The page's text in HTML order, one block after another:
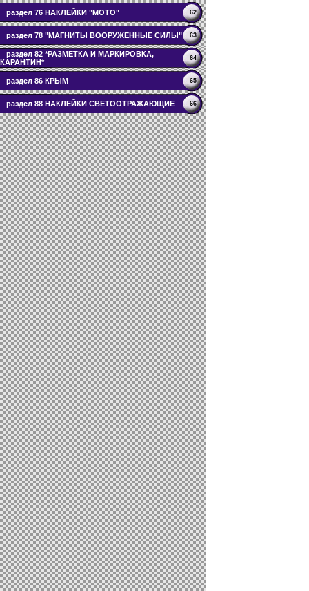
раздел 76 НАКЛЕЙКИ "МОТО" 62
раздел 78 "МАГНИТЫ ВООРУЖЕННЫЕ СИЛЫ" 63
раздел 82 *РАЗМЕТКА И МАРКИРОВКА,
КАРАНТИН*
64
раздел 86 КРЫМ 65
раздел 88 НАКЛЕЙКИ СВЕТООТРАЖАЮЩИЕ 66